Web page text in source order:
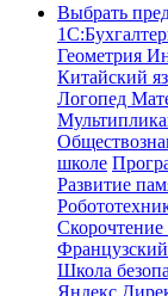
Выбрать
Геометрия
Китайский
Логопед
школе
Развитие
Скорочтение
Школа